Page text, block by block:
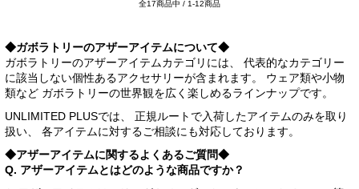
全17商品中 / 1-12商品
◆ガボラトリーのアザーアイテムについて◆
ガボラトリーのアザーアイテムカテゴリには、 代表的なカテゴリー
に該当しない個性あるアクセサリーが含まれます。 ウェア類や小物
類など ガボラトリーの世界観を広く楽しめるラインナップです。
UNLIMITED PLUSでは、 正規ルートで入荷したアイテムのみを取り
扱い、 各アイテムに対するご相談にも対応しております。
◆アザーアイテムに関するよくあるご質問◆
Q. アザーアイテムとはどのような商品ですか？